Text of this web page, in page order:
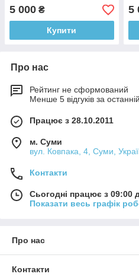
5 000 ₴
Купити
5
Про нас
Рейтинг не сформований
Менше 5 відгуків за
Працює з 28.10.2011
м. Суми
вул. Ковпака, 4, Суми,
Контакти
Сьогодні працює з 09:00
Показати весь графік
Про нас
Контакти